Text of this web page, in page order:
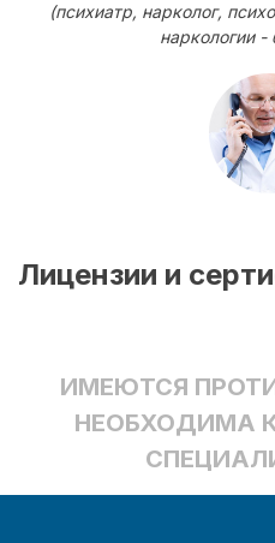
(психиатр, нарколог,
наркологии -
Лицензии и
ИМЕЮТСЯ
НЕОБХОДИМА